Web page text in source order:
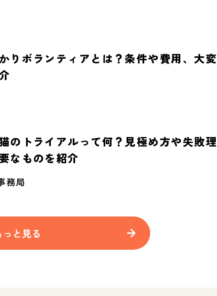
りボランティアとは？条件や費用、大変
のトライアルって何？見極め方や失敗理
なものを紹介
務局
っと見る